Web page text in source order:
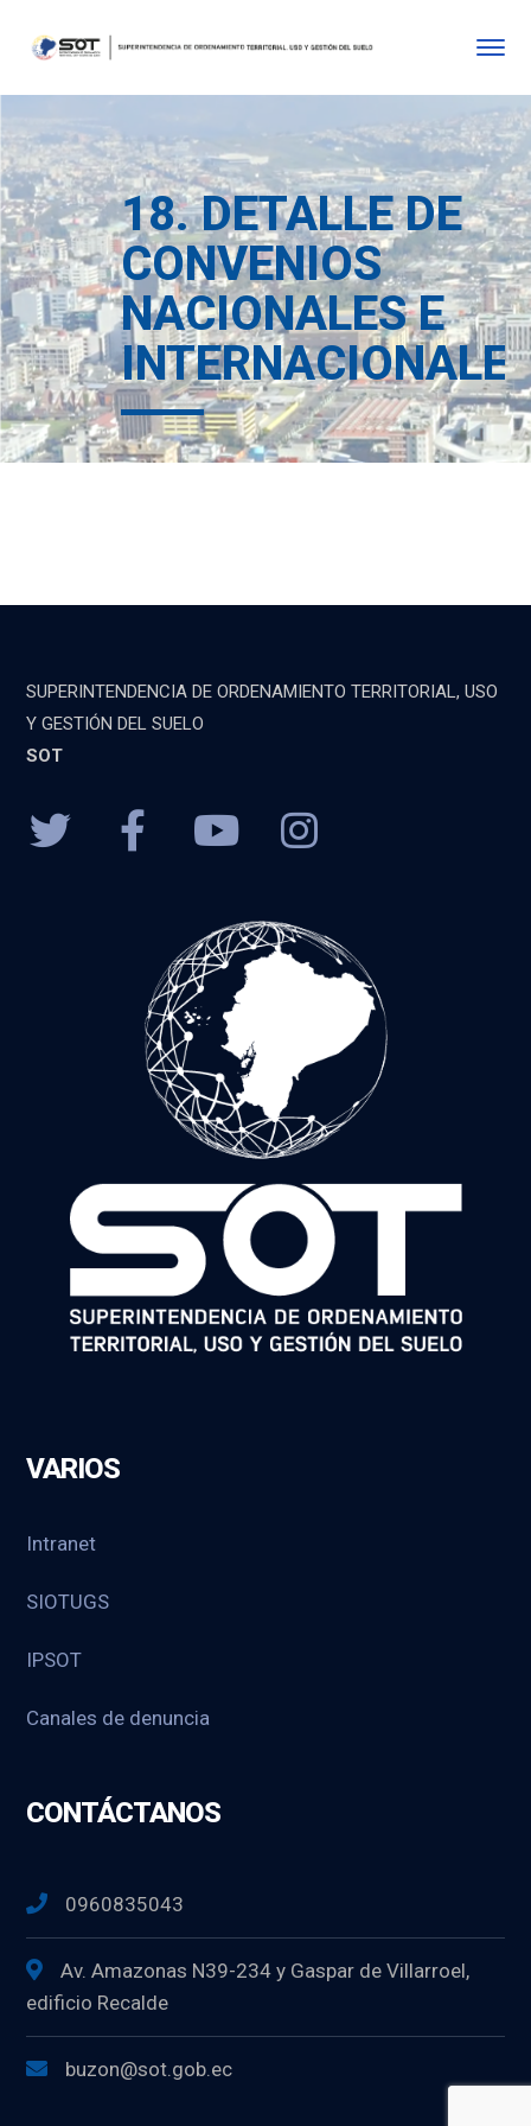
18. DETALLE DE
CONVENIOS
NACIONALES E
SUPERINTENDENCIA DE ORDENAMIENTO TERRITORIAL, USO
Y GESTIÓN DEL SUELO
SOT
VARIOS
Intranet
SIOTUGS
IPSOT
Canales de denuncia
CONTÁCTANOS
0960835043
Av. Amazonas N39-234 y Gaspar de Villarroel,
edificio Recalde
buzon@sot.gob.ec